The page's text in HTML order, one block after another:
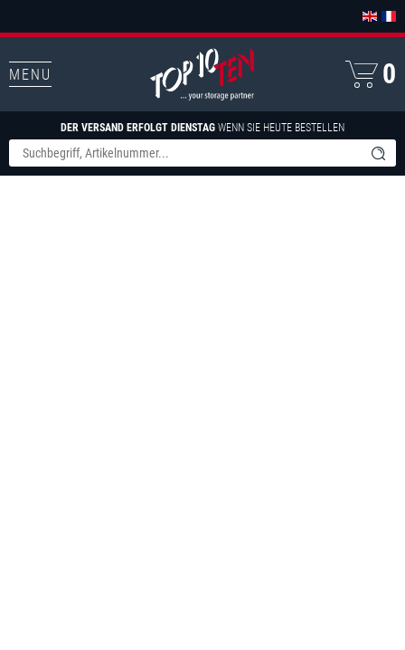
MENU
DER VERSAND ERFOLGT DIENSTAG WENN SIE HEUTE BESTELLEN
0